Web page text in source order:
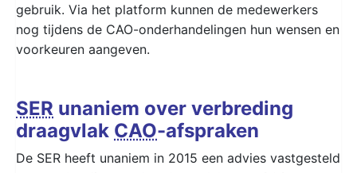
gebruik. Via het platform kunnen de medewerkers
nog tijdens de CAO-onderhandelingen hun wensen en
voorkeuren aangeven.
SER unaniem over verbreding
draagvlak CAO-afspraken
De SER heeft unaniem in 2015 een advies vastgesteld